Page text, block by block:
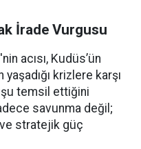
İrade Vurgusu
acısı, Kudüs’ün
krizlere karşı
temsil ettiğini
savunma değil;
ve stratejik güç